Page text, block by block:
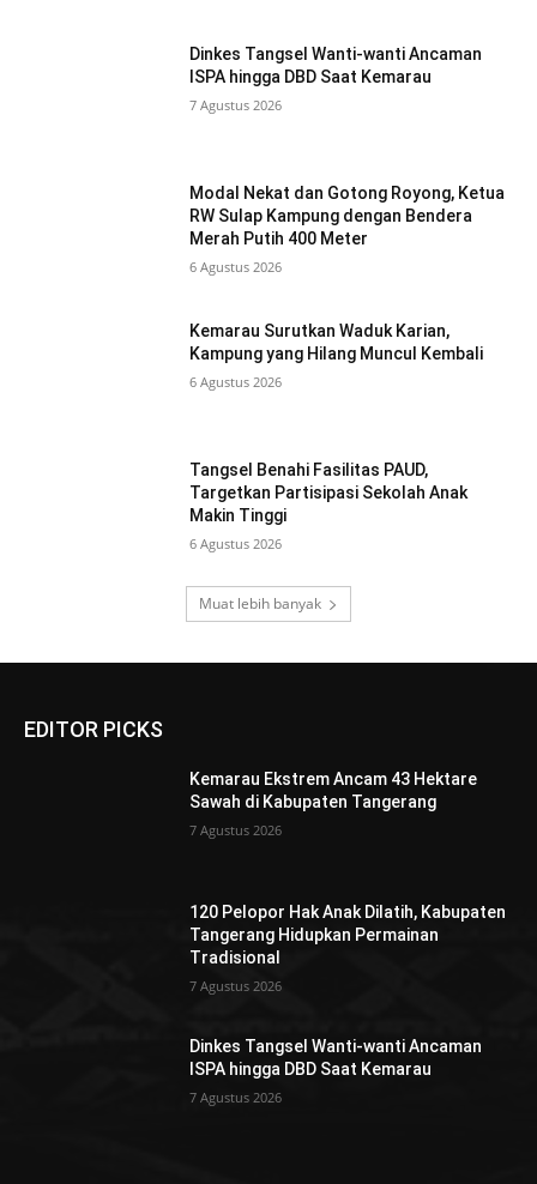
Dinkes Tangsel Wanti-wanti Ancaman
ISPA hingga DBD Saat Kemarau
7 Agustus 2026
Modal Nekat dan Gotong Royong, Ketua
RW Sulap Kampung dengan Bendera
Merah Putih 400 Meter
6 Agustus 2026
Kemarau Surutkan Waduk Karian,
Kampung yang Hilang Muncul Kembali
6 Agustus 2026
Tangsel Benahi Fasilitas PAUD,
Targetkan Partisipasi Sekolah Anak
Makin Tinggi
6 Agustus 2026
Muat lebih banyak
EDITOR PICKS
Kemarau Ekstrem Ancam 43 Hektare
Sawah di Kabupaten Tangerang
7 Agustus 2026
120 Pelopor Hak Anak Dilatih, Kabupaten
Tangerang Hidupkan Permainan
Tradisional
7 Agustus 2026
Dinkes Tangsel Wanti-wanti Ancaman
ISPA hingga DBD Saat Kemarau
7 Agustus 2026